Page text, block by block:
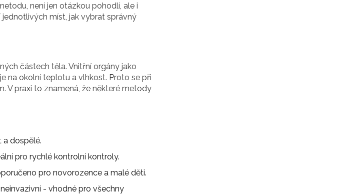
není jen otázkou pohodlí, ale i
míst, jak vybrat správný
částech těla. Vnitřní orgány jako
na okolní teplotu a vlhkost. Proto se při
V praxi to znamená, že některé metody
a dospělé.
pro rychlé kontrolní kontroly.
pro novorozence a malé děti.
- vhodné pro všechny